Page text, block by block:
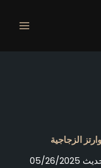
الزجاجية
26/2025